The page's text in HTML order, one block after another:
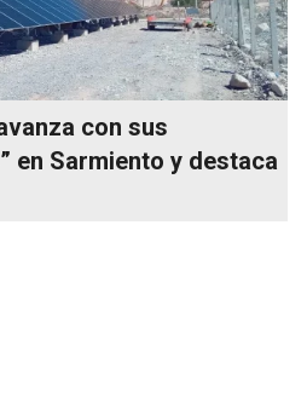
con sus
en Sarmiento y destaca